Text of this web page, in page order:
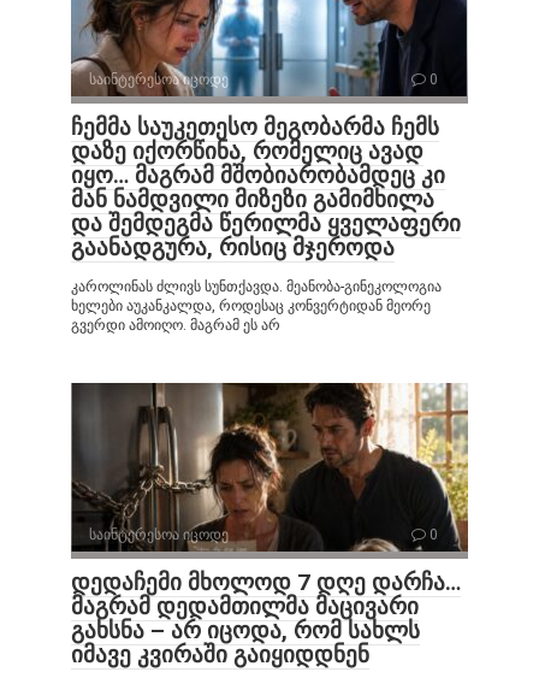
საინტერესოა იცოდე 0
ჩემმა საუკეთესო მეგობარმა ჩემს
დაზე იქორწინა, რომელიც ავად
იყო… მაგრამ მშობიარობამდეც კი
მან ნამდვილი მიზეზი გამიმხილა
და შემდეგმა წერილმა ყველაფერი
გაანადგურა, რისიც მჯეროდა
კაროლინას ძლივს სუნთქავდა. მეანობა-გინეკოლოგია
ხელები აუკანკალდა, როდესაც კონვერტიდან მეორე
გვერდი ამოიღო. მაგრამ ეს არ
საინტერესოა იცოდე 0
დედაჩემი მხოლოდ 7 დღე დარჩა…
მაგრამ დედამთილმა მაცივარი
გახსნა – არ იცოდა, რომ სახლს
იმავე კვირაში გაიყიდდნენ